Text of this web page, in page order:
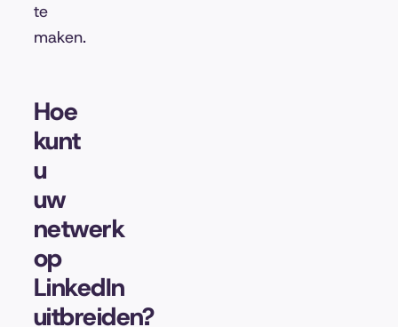
te
maken.
Hoe
kunt
u
uw
netwerk
op
LinkedIn
uitbreiden?